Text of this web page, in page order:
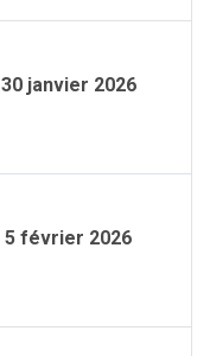
30 janvier 2026
5 février 2026